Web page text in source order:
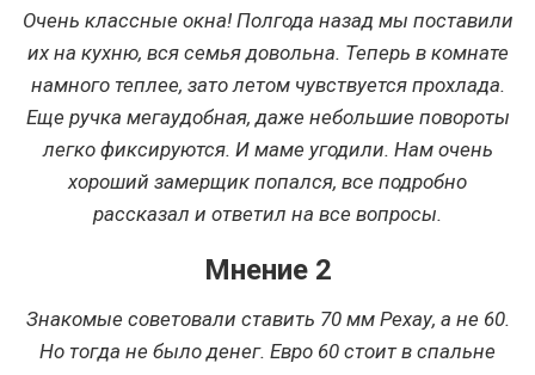
Очень классные окна! Полгода назад мы поставили
их на кухню, вся семья довольна. Теперь в комнате
намного теплее, зато летом чувствуется прохлада.
Еще ручка мегаудобная, даже небольшие повороты
легко фиксируются. И маме угодили. Нам очень
хороший замерщик попался, все подробно
рассказал и ответил на все вопросы.
Мнение 2
Знакомые советовали ставить 70 мм Рехау, а не 60.
Но тогда не было денег. Евро 60 стоит в спальне